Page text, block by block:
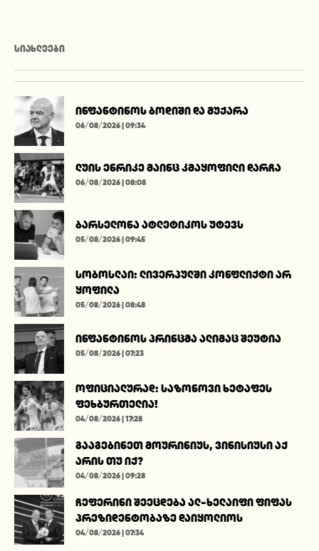
ᲡᲘᲐᲮᲚᲔᲔᲑᲘ
ინფანტინოს ბოდიში და მუქარა
06/08/2026 | 09:34
ლუის ენრიკე მაინც კმაყოფილი დარჩა
06/08/2026 | 08:08
ბარსელონა ატლეტიკოს უტევს
05/08/2026 | 09:45
სობოსლაი: ლივერპულში კონფლიქტი არ
ყოფილა
05/08/2026 | 08:48
ინფანტინოს პრინცმა ალიმაც შეუტია
05/08/2026 | 07:23
ოფიციალურად: საზონოვი ხეტაფეს
ფეხბურთელია!
04/08/2026 | 17:28
გააგებინეთ მოურინიუს, ვინისიუსი აქ
არის თუ იქ?
04/08/2026 | 09:28
ჩეფერინი შეეცდება ალ-ხელაიფი ფიფას
პრეზიდენტობაზე დაიყოლიოს
04/08/2026 | 07:34